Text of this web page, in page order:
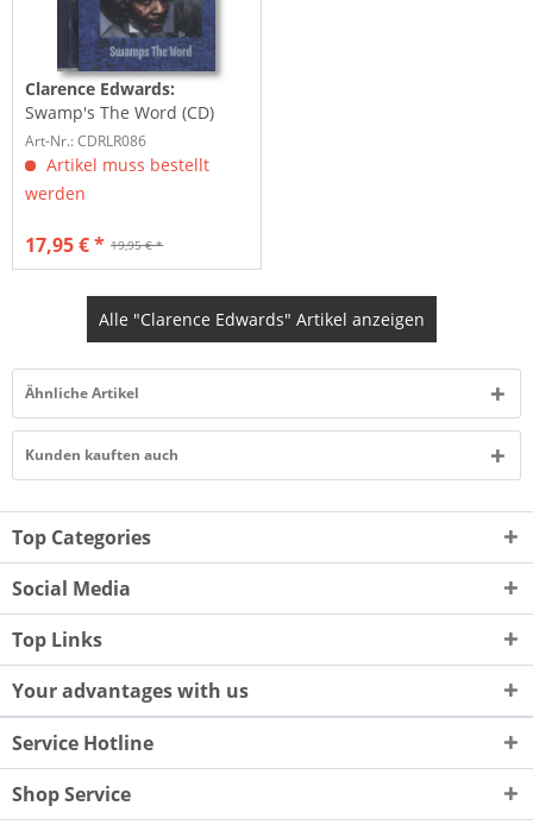
Clarence Edwards:
Swamp's The Word (CD)
Art-Nr.: CDRLR086
Artikel muss bestellt
werden
19,95 € *
17,95 € *
Alle "Clarence Edwards" Artikel anzeigen
Ähnliche Artikel
Kunden kauften auch
Top Categories
Social Media
Top Links
Your advantages with us
Service Hotline
Shop Service